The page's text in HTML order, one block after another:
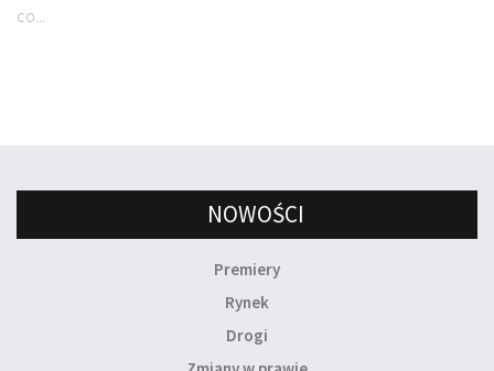
co...
NOWOŚCI
Premiery
Rynek
Drogi